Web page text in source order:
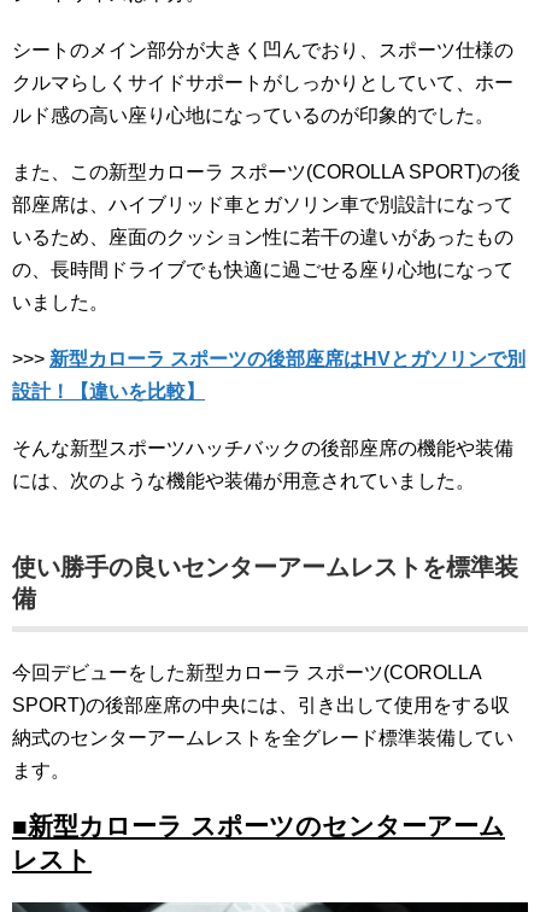
シートのメイン部分が大きく凹んでおり、スポーツ仕様の
クルマらしくサイドサポートがしっかりとしていて、ホー
ルド感の高い座り心地になっているのが印象的でした。
また、この新型カローラ スポーツ(COROLLA SPORT)の後
部座席は、ハイブリッド車とガソリン車で別設計になって
いるため、座面のクッション性に若干の違いがあったもの
の、長時間ドライブでも快適に過ごせる座り心地になって
いました。
>>> 新型カローラ スポーツの後部座席はHVとガソリンで別
設計！【違いを比較】
そんな新型スポーツハッチバックの後部座席の機能や装備
には、次のような機能や装備が用意されていました。
使い勝手の良いセンターアームレストを標準装
備
今回デビューをした新型カローラ スポーツ(COROLLA
SPORT)の後部座席の中央には、引き出して使用をする収
納式のセンターアームレストを全グレード標準装備してい
ます。
■新型カローラ スポーツのセンターアーム
レスト